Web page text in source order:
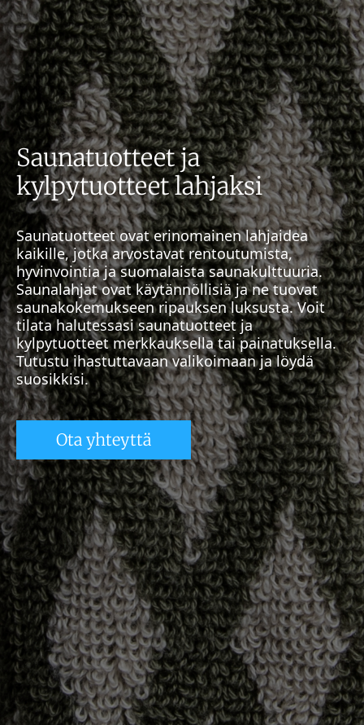
Saunatuotteet ja
kylpytuotteet lahjaksi
Saunatuotteet ovat erinomainen lahjaidea
kaikille, jotka arvostavat rentoutumista,
hyvinvointia ja suomalaista saunakulttuuria.
Saunalahjat ovat käytännöllisiä ja ne tuovat
saunakokemukseen ripauksen luksusta. Voit
tilata halutessasi saunatuotteet ja
kylpytuotteet merkkauksella tai painatuksella.
Tutustu ihastuttavaan valikoimaan ja löydä
suosikkisi.
Ota yhteyttä